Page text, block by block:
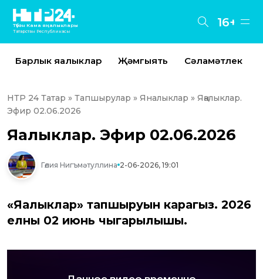
Түбән Кама яңалыклары
Татарстан Республикасы
16+
Барлык яңалыклар Җәмгыять Сәламәтлек
НТР 24 Татар » Тапшырулар » Яналыклар » Яңалыклар.
Эфир 02.06.2026
Яңалыклар. Эфир 02.06.2026
Гөлия Нигъмәтуллина 2-06-2026, 19:01
«Яңалыклар» тапшыруын карагыз. 2026
елның 02 июнь чыгарылышы.